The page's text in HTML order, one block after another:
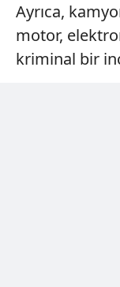
almak için lütfen
Ayrıca,
motor,
kriminal bir